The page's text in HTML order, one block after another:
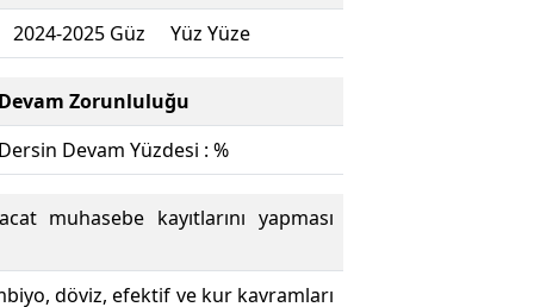
2024-2025 Güz
Yüz Yüze
Zorunluluğu
Devam Yüzdesi : %
muhasebe kayıtlarını yapması
döviz, efektif ve kur kavramları